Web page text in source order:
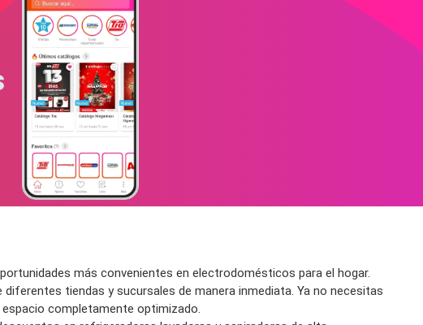
más convenientes en electrodomésticos para el hogar.
tiendas y sucursales de manera inmediata. Ya no necesitas
completamente optimizado.